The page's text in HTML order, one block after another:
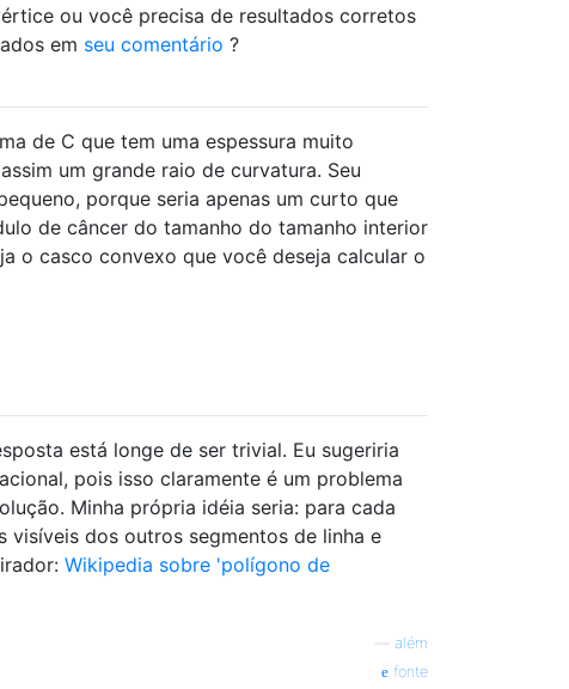
ou você precisa de resultados corretos
em seu comentário ?
de C que tem uma espessura muito
um grande raio de curvatura. Seu
porque seria apenas um curto que
de câncer do tamanho do tamanho interior
o casco convexo que você deseja calcular o
está longe de ser trivial. Eu sugeriria
pois isso claramente é um problema
Minha própria idéia seria: para cada
dos outros segmentos de linha e
Wikipedia sobre 'polígono de
além
fonte